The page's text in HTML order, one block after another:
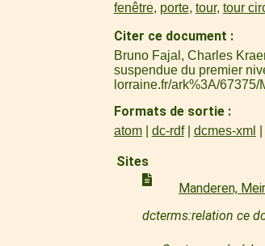
fenêtre, porte, tour, tour
Citer ce document
Bruno Fajal, Charles
suspendue du premier
lorraine.fr/ark%3A/
Formats de sortie
atom dc-rdf dcmes-xml
Sites
Manderen,
dcterms:relation ce